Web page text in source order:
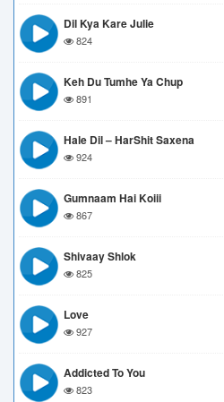
Dil Kya Kare Julie
824
Keh Du Tumhe Ya Chup
891
Hale Dil – HarShit Saxena
924
Gumnaam Hai Koiii
867
Shivaay Shlok
825
Love
927
Addicted To You
823